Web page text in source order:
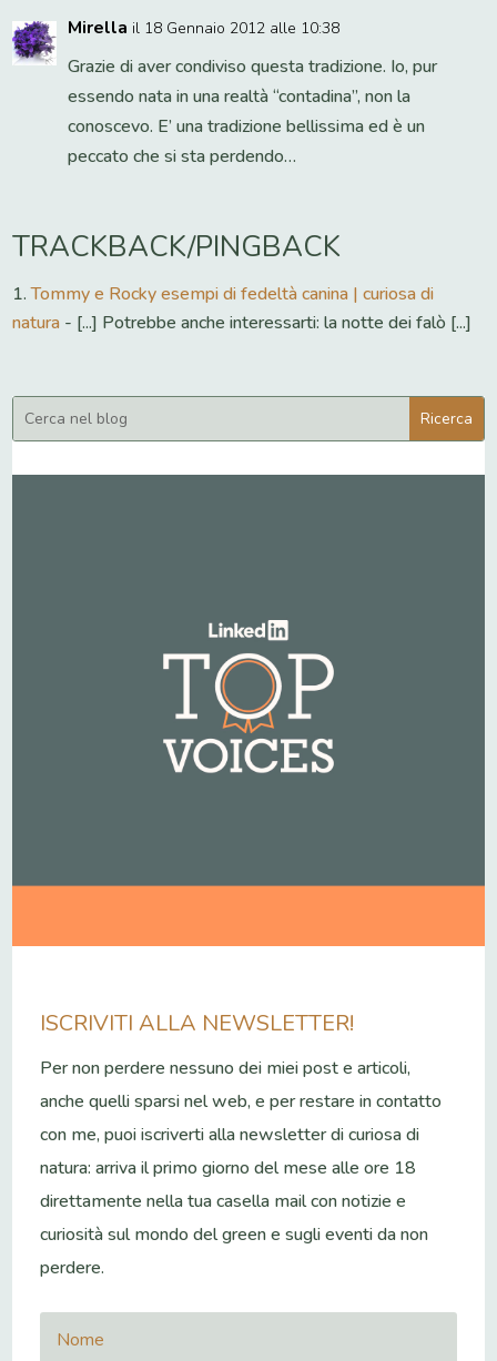
Mirella il 18 Gennaio 2012 alle 10:38
Grazie di aver condiviso questa tradizione. Io, pur
essendo nata in una realtà “contadina”, non la
conoscevo. E’ una tradizione bellissima ed è un
peccato che si sta perdendo…
TRACKBACK/PINGBACK
Tommy e Rocky esempi di fedeltà canina | curiosa di
natura - [...] Potrebbe anche interessarti: la notte dei falò [...]
ISCRIVITI ALLA NEWSLETTER!
Per non perdere nessuno dei miei post e articoli,
anche quelli sparsi nel web, e per restare in contatto
con me, puoi iscriverti alla newsletter di curiosa di
natura: arriva il primo giorno del mese alle ore 18
direttamente nella tua casella mail con notizie e
curiosità sul mondo del green e sugli eventi da non
perdere.